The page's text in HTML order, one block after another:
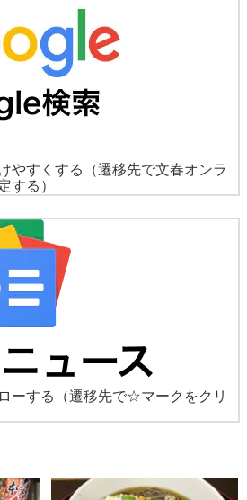
やすくする
（遷移先で文春オンラ
する）
ーする
（遷移先で☆マークをクリ